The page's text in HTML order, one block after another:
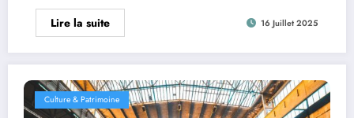
Lire la suite 16 Juillet 2025
Culture & Patrimoine